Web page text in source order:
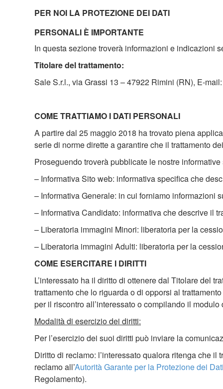
PER NOI LA PROTEZIONE DEI DATI
PERSONALI È IMPORTANTE
In questa sezione troverà informazioni e indicazioni
Titolare del trattamento:
Sale S.r.l., via Grassi 13 – 47922 Rimini (RN), E-
COME TRATTIAMO I DATI PERSONALI
A partire dal 25 maggio 2018 ha trovato piena
serie di norme dirette a garantire che il trattamento
Proseguendo troverà pubblicate le nostre
– Informativa Sito web: informativa specifica che
– Informativa Generale: in cui forniamo informazioni
– Informativa Candidato: informativa che descrive il
– Liberatoria immagini Minori: liberatoria per la
– Liberatoria immagini Adulti: liberatoria per la
COME ESERCITARE I DIRITTI
L’interessato ha il diritto di ottenere dal Titolare del
trattamento che lo riguarda o di opporsi al
per il riscontro all’interessato o compilando il
Modalità di esercizio dei diritti:
Per l’esercizio dei suoi diritti può inviare la
Diritto di reclamo: l’interessato qualora ritenga che
reclamo all’Autorità Garante per la Protezione dei
Regolamento).